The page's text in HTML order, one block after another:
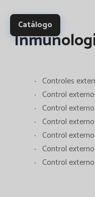
Catálogo
Controles
Control
Control
Control
Control
Control
Control externo